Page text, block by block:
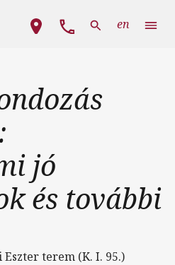
Fő navigáció
en
jó
és további
terem (K. I. 95.)